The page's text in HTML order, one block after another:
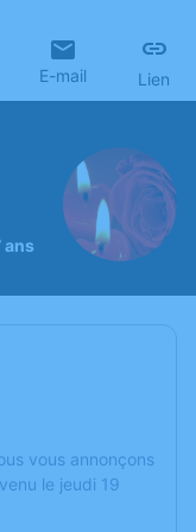
E-mail Lien
ans
vous annonçons
le jeudi 19